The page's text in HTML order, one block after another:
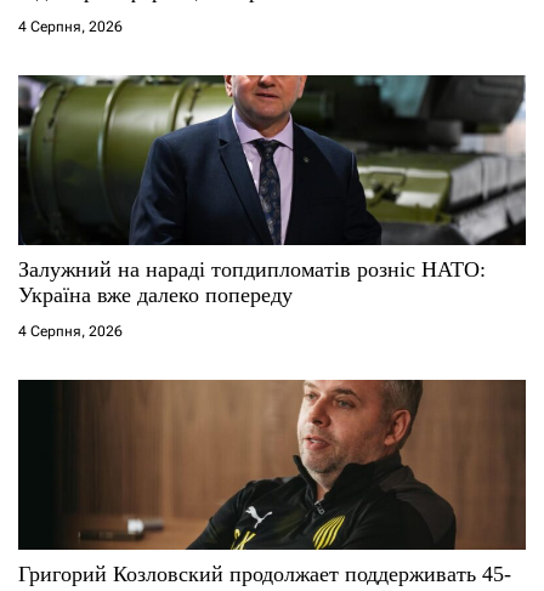
4 Серпня, 2026
Залужний на нараді топдипломатів розніс НАТО:
Україна вже далеко попереду
4 Серпня, 2026
Григорий Козловский продолжает поддерживать 45-